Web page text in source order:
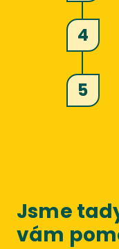
4
5
Jsme
vám